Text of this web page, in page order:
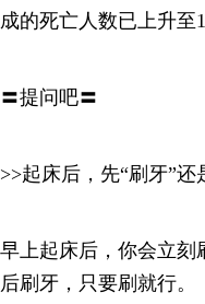
成的死亡人数已上升至
〓提问吧〓
>>起床后，先“刷牙”还
早上起床后，你会立刻
后刷牙，只要刷就行。